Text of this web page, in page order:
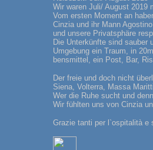
Wir waren Juli/ August 2019
Vom ersten Moment an
Cinzia und ihr Mann
und unsere Privatsphäre
Die Unterkünfte sind
Umgebung ein Traum, in
bensmittel, ein Post, Bar,
Der freie und doch nicht
Siena, Volterra, Massa
Wer die Ruhe sucht und
Wir fühlten uns von Cinzia
Grazie tanti per l`ospitalità e